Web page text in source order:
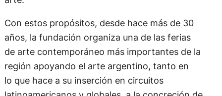
Con estos propósitos, desde hace más de 30
años, la fundación organiza una de las ferias
de arte contemporáneo más importantes de la
región apoyando el arte argentino, tanto en
lo que hace a su inserción en circuitos